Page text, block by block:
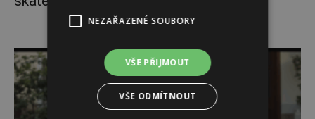
NEZAŘAZENÉ SOUBORY
VŠE PŘIJMOUT
VŠE ODMÍTNOUT